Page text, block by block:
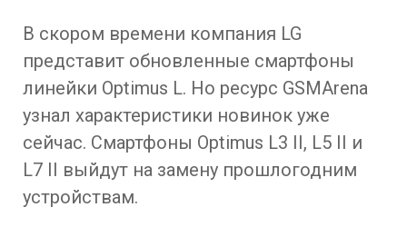
В скором времени компания LG
представит обновленные смартфоны
линейки Optimus L. Но ресурс GSMArena
узнал характеристики новинок уже
сейчас. Смартфоны Optimus L3 II, L5 II и
L7 II выйдут на замену прошлогодним
устройствам.